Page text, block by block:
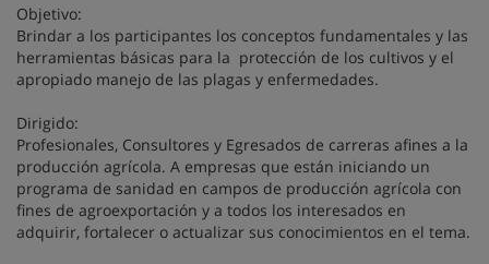
Objetivo:
Brindar a los participantes los conceptos fundamentales y las
herramientas básicas para la protección de los cultivos y el
apropiado manejo de las plagas y enfermedades.
Dirigido:
Profesionales, Consultores y Egresados de carreras afines a la
producción agrícola. A empresas que están iniciando un
programa de sanidad en campos de producción agrícola con
fines de agroexportación y a todos los interesados en
adquirir, fortalecer o actualizar sus conocimientos en el tema.